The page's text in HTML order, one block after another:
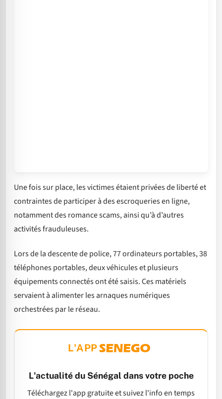
Une fois sur place, les victimes étaient privées de liberté et
contraintes de participer à des escroqueries en ligne,
notamment des romance scams, ainsi qu’à d’autres
activités frauduleuses.
Lors de la descente de police, 77 ordinateurs portables, 38
téléphones portables, deux véhicules et plusieurs
équipements connectés ont été saisis. Ces matériels
servaient à alimenter les arnaques numériques
orchestrées par le réseau.
L'APP
L'actualité du Sénégal dans votre poche
Téléchargez l'app gratuite et suivez l'info en temps